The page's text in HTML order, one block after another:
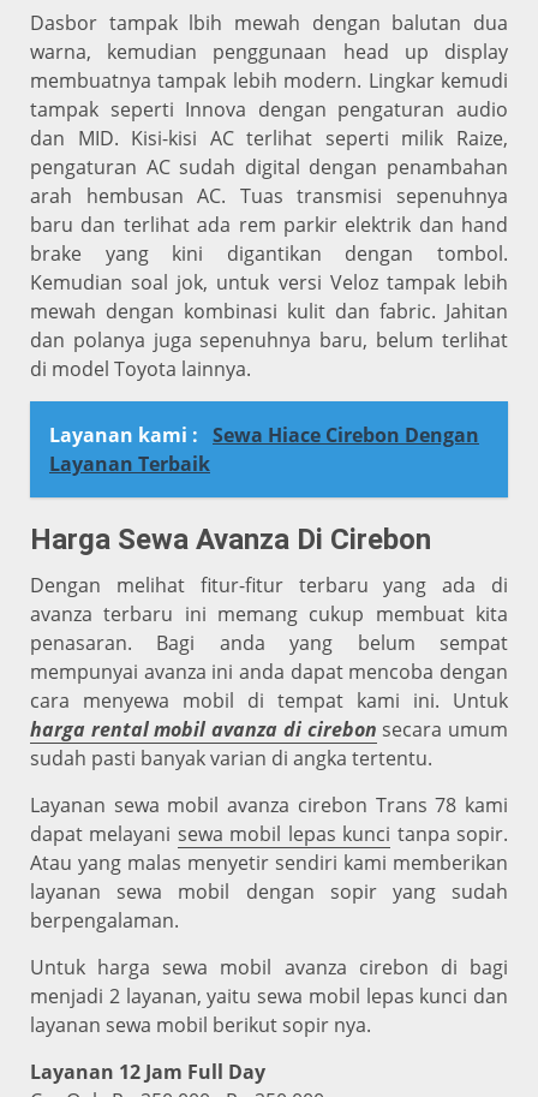
Dasbor tampak lbih mewah dengan balutan dua
warna, kemudian penggunaan head up display
membuatnya tampak lebih modern. Lingkar kemudi
tampak seperti Innova dengan pengaturan audio
dan MID. Kisi-kisi AC terlihat seperti milik Raize,
pengaturan AC sudah digital dengan penambahan
arah hembusan AC. Tuas transmisi sepenuhnya
baru dan terlihat ada rem parkir elektrik dan hand
brake yang kini digantikan dengan tombol.
Kemudian soal jok, untuk versi Veloz tampak lebih
mewah dengan kombinasi kulit dan fabric. Jahitan
dan polanya juga sepenuhnya baru, belum terlihat
di model Toyota lainnya.
Layanan kami : Sewa Hiace Cirebon Dengan
Layanan Terbaik
Harga Sewa Avanza Di Cirebon
Dengan melihat fitur-fitur terbaru yang ada di
avanza terbaru ini memang cukup membuat kita
penasaran. Bagi anda yang belum sempat
mempunyai avanza ini anda dapat mencoba dengan
cara menyewa mobil di tempat kami ini. Untuk
harga rental mobil avanza di cirebon secara umum
sudah pasti banyak varian di angka tertentu.
Layanan sewa mobil avanza cirebon Trans 78 kami
dapat melayani sewa mobil lepas kunci tanpa sopir.
Atau yang malas menyetir sendiri kami memberikan
layanan sewa mobil dengan sopir yang sudah
berpengalaman.
Untuk harga sewa mobil avanza cirebon di bagi
menjadi 2 layanan, yaitu sewa mobil lepas kunci dan
layanan sewa mobil berikut sopir nya.
Layanan 12 Jam Full Day